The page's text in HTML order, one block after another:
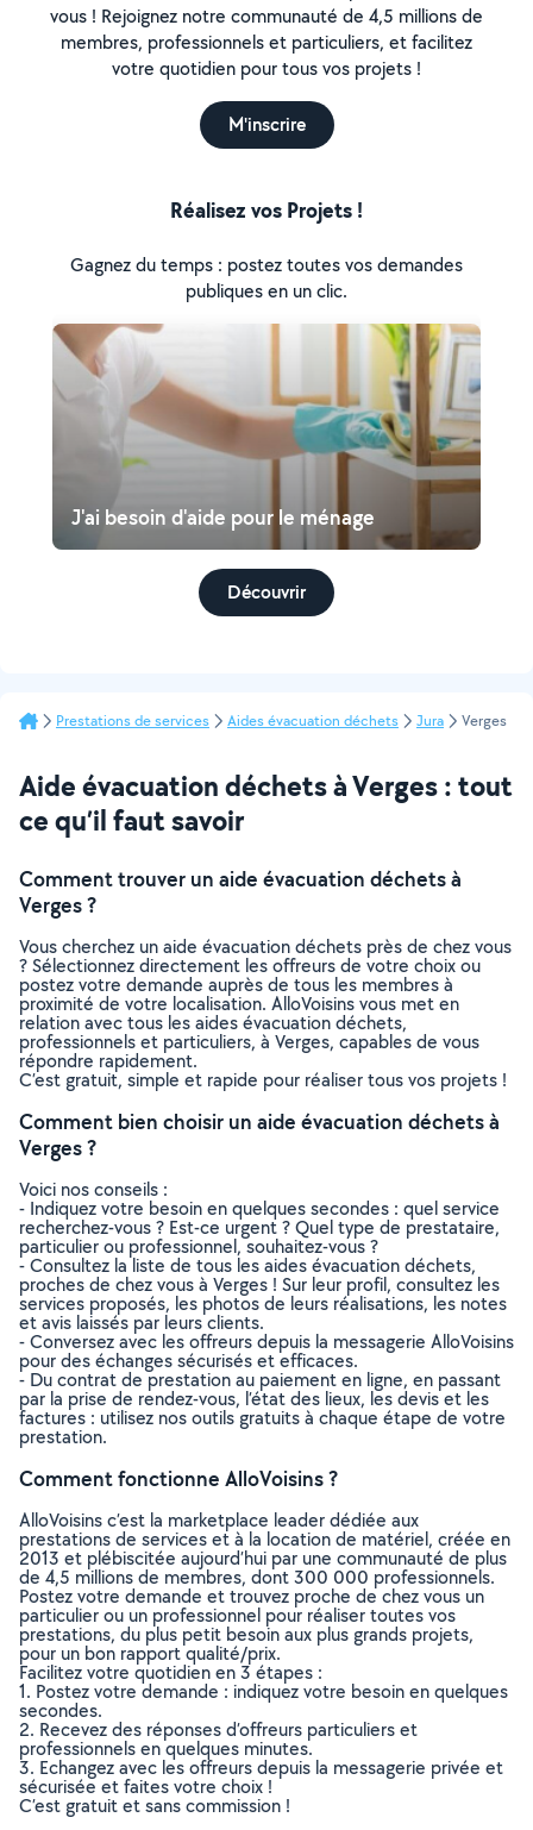
vous ! Rejoignez notre communauté de 4,5 millions de
membres, professionnels et particuliers, et facilitez
votre quotidien pour tous vos projets !
M'inscrire
Réalisez vos Projets !
Gagnez du temps : postez toutes vos demandes
publiques en un clic.
J'ai besoin d'aide pour le ménage
Découvrir
Prestations de services Aides évacuation déchets Jura Verges
Aide évacuation déchets à Verges : tout
ce qu’il faut savoir
Comment trouver un aide évacuation déchets à
Verges ?
Vous cherchez un aide évacuation déchets près de chez vous
? Sélectionnez directement les offreurs de votre choix ou
postez votre demande auprès de tous les membres à
proximité de votre localisation. AlloVoisins vous met en
relation avec tous les aides évacuation déchets,
professionnels et particuliers, à Verges, capables de vous
répondre rapidement.
C’est gratuit, simple et rapide pour réaliser tous vos projets !
Comment bien choisir un aide évacuation déchets à
Verges ?
Voici nos conseils :
- Indiquez votre besoin en quelques secondes : quel service
recherchez-vous ? Est-ce urgent ? Quel type de prestataire,
particulier ou professionnel, souhaitez-vous ?
- Consultez la liste de tous les aides évacuation déchets,
proches de chez vous à Verges ! Sur leur profil, consultez les
services proposés, les photos de leurs réalisations, les notes
et avis laissés par leurs clients.
- Conversez avec les offreurs depuis la messagerie AlloVoisins
pour des échanges sécurisés et efficaces.
- Du contrat de prestation au paiement en ligne, en passant
par la prise de rendez-vous, l’état des lieux, les devis et les
factures : utilisez nos outils gratuits à chaque étape de votre
prestation.
Comment fonctionne AlloVoisins ?
AlloVoisins c’est la marketplace leader dédiée aux
prestations de services et à la location de matériel, créée en
2013 et plébiscitée aujourd’hui par une communauté de plus
de 4,5 millions de membres, dont 300 000 professionnels.
Postez votre demande et trouvez proche de chez vous un
particulier ou un professionnel pour réaliser toutes vos
prestations, du plus petit besoin aux plus grands projets,
pour un bon rapport qualité/prix.
Facilitez votre quotidien en 3 étapes :
1. Postez votre demande : indiquez votre besoin en quelques
secondes.
2. Recevez des réponses d’offreurs particuliers et
professionnels en quelques minutes.
3. Echangez avec les offreurs depuis la messagerie privée et
sécurisée et faites votre choix !
C’est gratuit et sans commission !